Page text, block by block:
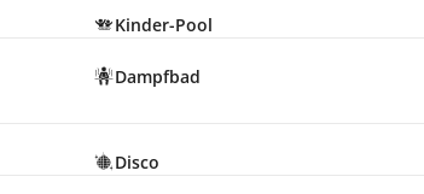
Kinder-Pool
Dampfbad
Disco